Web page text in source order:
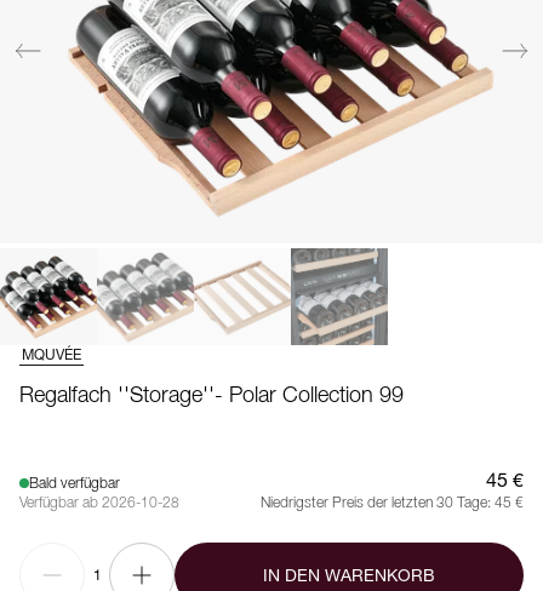
MQUVÉE
Regalfach ''Storage''- Polar Collection 99
Bald verfügbar
Verfügbar ab 2026-10-28
45 €
Niedrigster Preis der letzten 30 Tage: 45 €
1 IN DEN WARENKORB